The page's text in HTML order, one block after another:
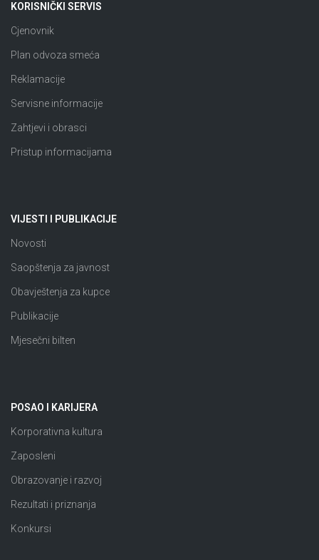
KORISNIČKI SERVIS
Cjenovnik
Plan odvoza smeća
Reklamacije
Servisne informacije
Zahtjevi i obrasci
Pristup informacijama
VIJESTI I PUBLIKACIJE
Novosti
Saopštenja za javnost
Obavještenja za kupce
Publikacije
Mjesečni bilten
POSAO I KARIJERA
Korporativna kultura
Zaposleni
Obrazovanje i razvoj
Rezultati i priznanja
Konkursi